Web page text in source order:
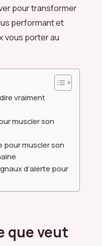
pour transformer
performant et
vous porter au
vraiment
muscler son
pour muscler son
d’alerte pour
que veut